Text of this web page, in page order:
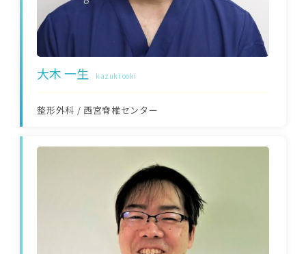
大木 一生 kazuki ooki
整形外科 / 西宮脊椎センター